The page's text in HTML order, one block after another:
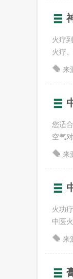
火疗
火疗
来
您适
空气
来
火功
中医
来